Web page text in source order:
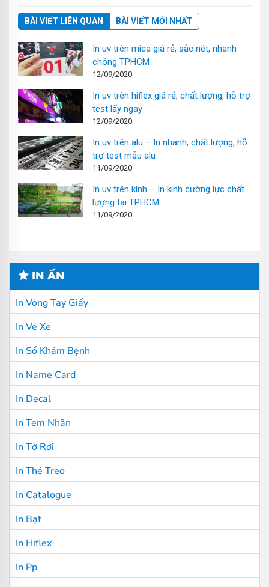
BÀI VIẾT LIÊN QUAN BÀI VIẾT MỚI NHẤT
In uv trên mica giá rẻ, sắc nét, nhanh
chóng TPHCM
12/09/2020
In uv trên hiflex giá rẻ, chất lượng, hỗ trợ
test lấy ngay
12/09/2020
In uv trên alu – In nhanh, chất lượng, hỗ
trợ test mẫu alu
11/09/2020
In uv trên kính – In kính cường lực chất
lượng tại TPHCM
11/09/2020
IN ẤN
In Vòng Tay Giấy
In Vé Xe
In Sổ Khám Bệnh
In Name Card
In Decal
In Tem Nhãn
In Tờ Rơi
In Thẻ Treo
In Catalogue
In Bạt
In Hiflex
In Pp